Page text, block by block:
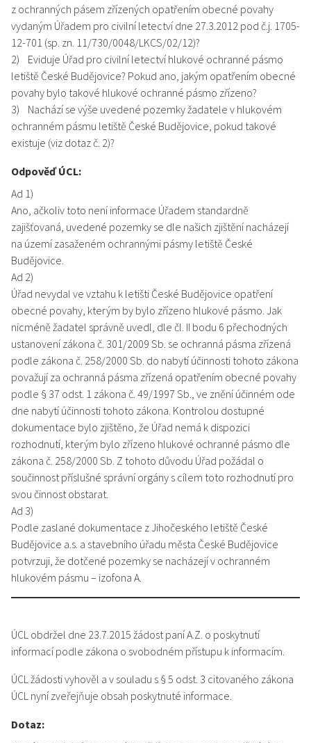
z ochranných pásem zřízených opatřením obecné povahy
vydaným Úřadem pro civilní letectví dne 27.3.2012 pod č.j. 1705-
12-701 (sp. zn. 11/730/0048/LKCS/02/12)?
2) Eviduje Úřad pro civilní letectví hlukové ochranné pásmo
letiště České Budějovice? Pokud ano, jakým opatřením obecné
povahy bylo takové hlukové ochranné pásmo zřízeno?
3) Nachází se výše uvedené pozemky žadatele v hlukovém
ochranném pásmu letiště České Budějovice, pokud takové
existuje (viz dotaz č. 2)?
Odpověď ÚCL:
Ad 1)
Ano, ačkoliv toto není informace Úřadem standardně
zajišťovaná, uvedené pozemky se dle našich zjištění nacházejí
na území zasaženém ochrannými pásmy letiště České
Budějovice.
Ad 2)
Úřad nevydal ve vztahu k letišti České Budějovice opatření
obecné povahy, kterým by bylo zřízeno hlukové pásmo. Jak
nicméně žadatel správně uvedl, dle čl. II bodu 6 přechodných
ustanovení zákona č. 301/2009 Sb. se ochranná pásma zřízená
podle zákona č. 258/2000 Sb. do nabytí účinnosti tohoto zákona
považují za ochranná pásma zřízená opatřením obecné povahy
podle § 37 odst. 1 zákona č. 49/1997 Sb., ve znění účinném ode
dne nabytí účinnosti tohoto zákona. Kontrolou dostupné
dokumentace bylo zjištěno, že Úřad nemá k dispozici
rozhodnutí, kterým bylo zřízeno hlukové ochranné pásmo dle
zákona č. 258/2000 Sb. Z tohoto důvodu Úřad požádal o
součinnost příslušné správní orgány s cílem toto rozhodnutí pro
svou činnost obstarat.
Ad 3)
Podle zaslané dokumentace z Jihočeského letiště České
Budějovice a.s. a stavebního úřadu města České Budějovice
potvrzuji, že dotčené pozemky se nacházejí v ochranném
hlukovém pásmu – izofona A.
ÚCL obdržel dne 23.7.2015 žádost paní A.Z. o poskytnutí
informací podle zákona o svobodném přístupu k informacím.
ÚCL žádosti vyhověl a v souladu s § 5 odst. 3 citovaného zákona
ÚCL nyní zveřejňuje obsah poskytnuté informace.
Dotaz: